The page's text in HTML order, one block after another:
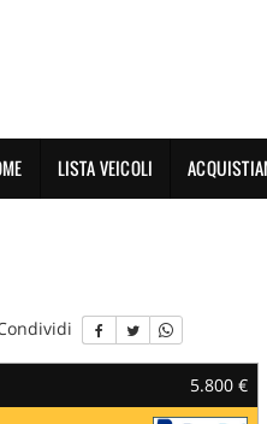
LISTA VEICOLI
5.800 €